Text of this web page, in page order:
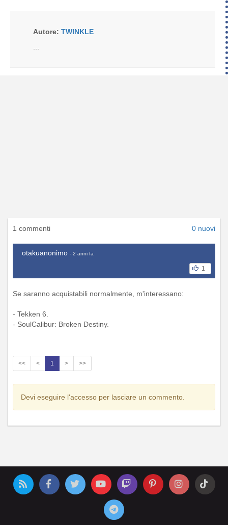
Autore: TWINKLE
...
1 commenti 0 nuovi
otakuanonimo - 2 anni fa
1
Se saranno acquistabili normalmente, m'interessano:
- Tekken 6.
- SoulCalibur: Broken Destiny.
<< < 1 > >>
Devi eseguire l'accesso per lasciare un commento.